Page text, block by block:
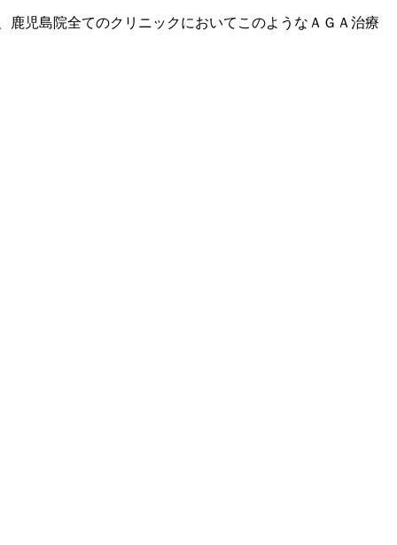
児島院全てのクリニックにおいてこのようなＡＧＡ治療